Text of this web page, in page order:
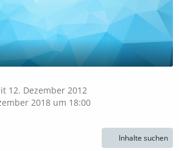
12. Dezember 2012
2018 um 18:00
Inhalte suchen